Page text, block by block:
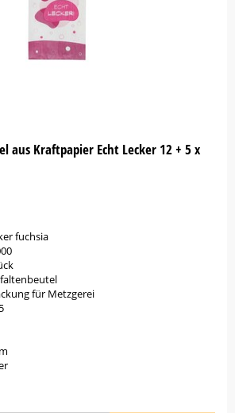
aus Kraftpapier Echt Lecker 12 + 5 x
fuchsia
für Metzgerei